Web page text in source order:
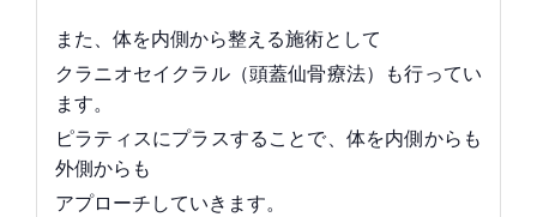
また、体を内側から整える施術として
クラニオセイクラル（頭蓋仙骨療法）も行ってい
ます。
ピラティスにプラスすることで、体を内側からも
外側からも
アプローチしていきます。